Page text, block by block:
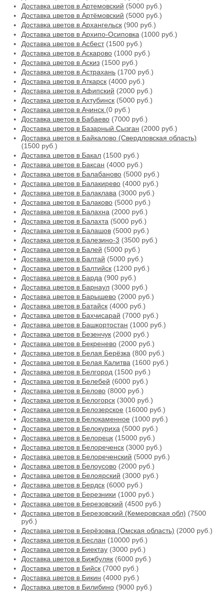
Доставка цветов в Артемовский (5000 руб.)
Доставка цветов в Артёмовский (5000 руб.)
Доставка цветов в Архангельск (900 руб.)
Доставка цветов в Архипо-Осиповка (1000 руб.)
Доставка цветов в Асбест(1500 руб.)
Доставка цветов в Аскарово (1000 руб.)
Доставка цветов в Аскиз (1500 руб.)
Доставка цветов в Астрахань (1700 руб.)
Доставка цветов в Аткарск (4000 руб.)
Доставка цветов в Афипский (2000 руб.)
Доставка цветов в Ахтубинск (5000 руб.)
Доставка цветов в Ачинск (0 руб.)
Доставка цветов в Бабаево (7000 руб.)
Доставка цветов в Базарный Сызган (2000 руб.)
Доставка цветов в Байкалово (Свердловская область)
(1500 руб.)
Доставка цветов в Бакал (1500 руб.)
Доставка цветов в Баксан (4000 руб.)
Доставка цветов в Балабаново (5000 руб.)
Доставка цветов в Балакирево (4000 руб.)
Доставка цветов в Балаклава (3000 руб.)
Доставка цветов в Балаково (5000 руб.)
Доставка цветов в Балахна (2000 руб.)
Доставка цветов в Балахта (5000 руб.)
Доставка цветов в Балашов (5000 руб.)
Доставка цветов в Балезино-3 (3500 руб.)
Доставка цветов в Балей (5000 руб.)
Доставка цветов в Балтай (5000 руб.)
Доставка цветов в Балтийск (1200 руб.)
Доставка цветов в Барда (900 руб.)
Доставка цветов в Барнаул (3000 руб.)
Доставка цветов в Барышево (2000 руб.)
Доставка цветов в Батайск (4000 руб.)
Доставка цветов в Бахчисарай (7000 руб.)
Доставка цветов в Башкортостан (1000 руб.)
Доставка цветов в Безенчук (2000 руб.)
Доставка цветов в Бекренево (2000 руб.)
Доставка цветов в Белая Берёзка (800 руб.)
Доставка цветов в Белая Калитва (1600 руб.)
Доставка цветов в Белгород (1500 руб.)
Доставка цветов в Белебей (6000 руб.)
Доставка цветов в Белово (8000 руб.)
Доставка цветов в Белогорск (3000 руб.)
Доставка цветов в Белозерское (16000 руб.)
Доставка цветов в Белокаменное (1000 руб.)
Доставка цветов в Белокуриха (5000 руб.)
Доставка цветов в Белорецк (15000 руб.)
Доставка цветов в Белореченск (3000 руб.)
Доставка цветов в Белореченский (5000 руб.)
Доставка цветов в Белоусово (2000 руб.)
Доставка цветов в Белоярский (3000 руб.)
Доставка цветов в Бердск (6000 руб.)
Доставка цветов в Березники (1000 руб.)
Доставка цветов в Березовский (4500 руб.)
Доставка цветов в Березовский (Кемеровская обл) (7500
руб.)
Доставка цветов в Берёзовка (Омская область) (2000 руб.)
Доставка цветов в Беслан (10000 руб.)
Доставка цветов в Биектау (3000 руб.)
Доставка цветов в Бижбуляк (6000 руб.)
Доставка цветов в Бийск (7000 руб.)
Доставка цветов в Бикин (4000 руб.)
Доставка цветов в Билибино (9000 руб.)